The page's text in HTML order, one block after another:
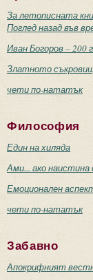
За летописната
Поглед назад във
Иван Богоров – 200
Златното
чети по-нататък
Философия
Един на хиляда
Ами... ако наистина
Емоционален
чети по-нататък
Забавно
Апокрифният